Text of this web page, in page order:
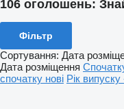
106 оголошень:
Фільтр
Сортування: Дата
Дата розміщення
спочатку нові Рік випуску